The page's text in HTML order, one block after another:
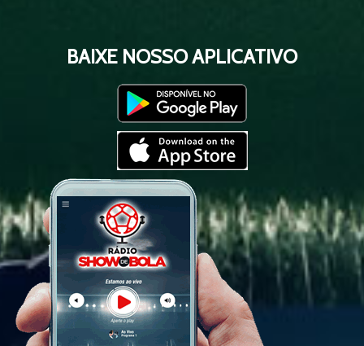
03:02:27
02:18:21
RESENHA 93 - COBERTURA DA
CONVOCAÇÃO DA SELEÇÃO
BRASILEIRA
03:06:36
CORINTHIANS X SÃO PAULO -
BRASILEIRÃO 2026 - EQUIPE SHOW DE
BOLA
01:38:46
PALMEIRAS X SANTOS - BRASILEIRÃO
2026 - EQUIPE SHOW DE BOLA
BAIXE NOSSO APLICATIVO